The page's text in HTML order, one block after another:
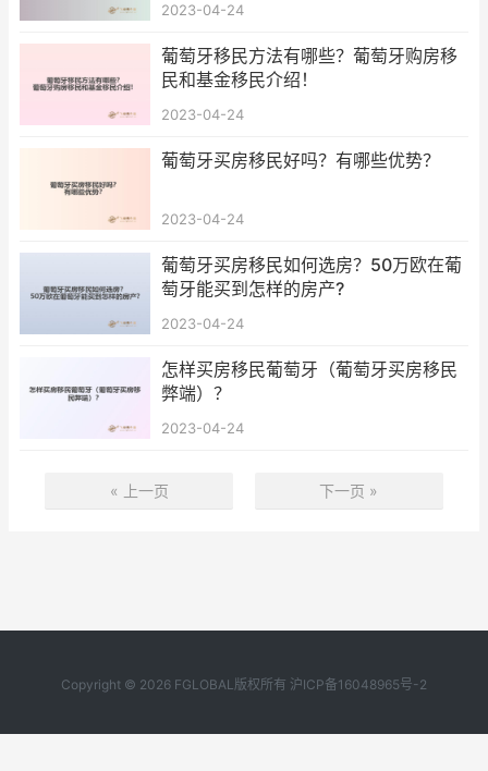
2023-04-24
葡萄牙移民方法有哪些？葡萄牙购房移
民和基金移民介绍！
2023-04-24
葡萄牙买房移民好吗？有哪些优势？
2023-04-24
葡萄牙买房移民如何选房？50万欧在葡
萄牙能买到怎样的房产?
2023-04-24
怎样买房移民葡萄牙（葡萄牙买房移民
弊端）？
2023-04-24
« 上一页 下一页 »
Copyright © 2026 FGLOBAL版权所有 沪ICP备16048965号-2